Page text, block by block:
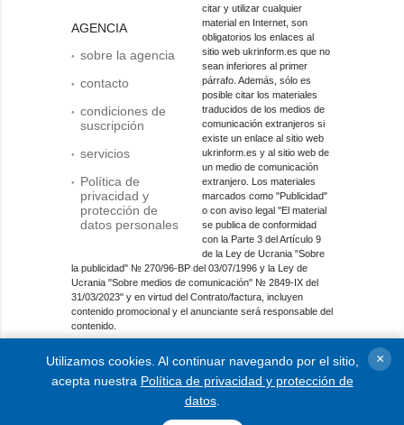
AGENCIA
sobre la agencia
contacto
condiciones de
suscripción
servicios
Política de
privacidad y
protección de
datos personales
citar y utilizar cualquier
material en Internet, son
obligatorios los enlaces al
sitio web ukrinform.es que no
sean inferiores al primer
párrafo. Además, sólo es
posible citar los materiales
traducidos de los medios de
comunicación extranjeros si
existe un enlace al sitio web
ukrinform.es y al sitio web de
un medio de comunicación
extranjero. Los materiales
marcados como "Publicidad"
o con aviso legal "El material
se publica de conformidad
con la Parte 3 del Artículo 9
de la Ley de Ucrania "Sobre
la publicidad" № 270/96-ВР del 03/07/1996 y la Ley de
Ucrania "Sobre medios de comunicación" № 2849-IX del
31/03/2023" y en virtud del Contrato/factura, incluyen
contenido promocional y el anunciante será responsable del
contenido.
Entidad de medios en línea; identificador de medios: R40-
01421.
© 2015-2026 Ukrinform. Todos los derechos reservados.
Utilizamos cookies. Al continuar navegando por el sitio,
acepta nuestra Política de privacidad y protección de
datos.
×